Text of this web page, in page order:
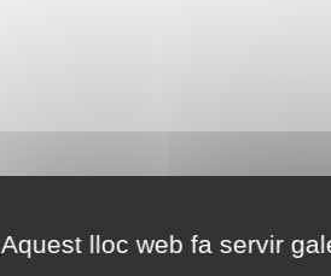
Aquest lloc web fa servir